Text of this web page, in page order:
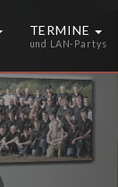
TERMINE
und LAN-Partys